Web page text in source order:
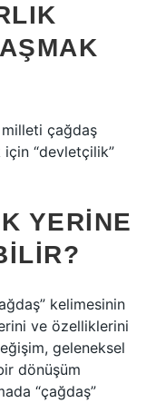
milleti çağdaş
için “devletçilik”
YERINE
kelimesinin
ve özelliklerini
geleneksel
dönüşüm
“çağdaş”